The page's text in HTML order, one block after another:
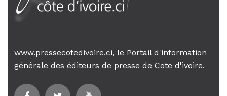
www.pressecotedivoire.ci, le Portail d'information
générale des éditeurs de presse de Cote d'ivoire.